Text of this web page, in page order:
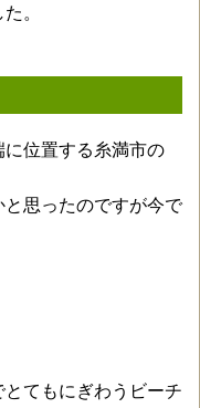
。
位置する糸満市の
思ったのですが今で
てもにぎわうビーチ